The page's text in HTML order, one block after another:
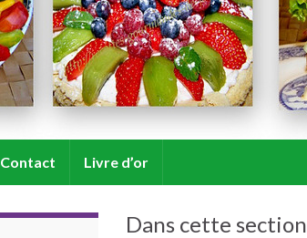
Contact Livre d’or
Dans cette section